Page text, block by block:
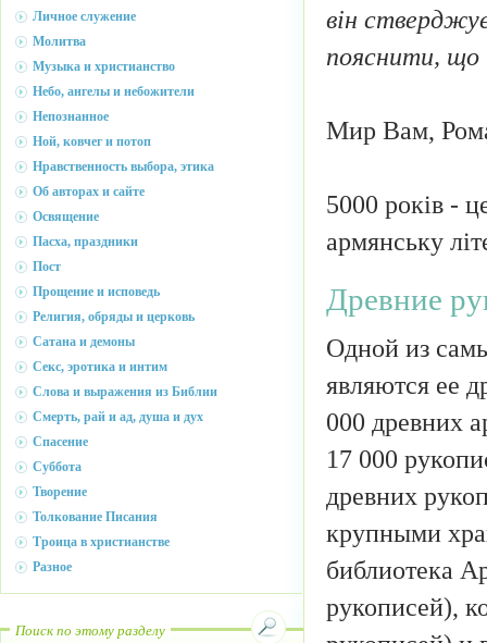
Личное служение
Молитва
Музыка и христианство
Небо, ангелы и небожители
Непознанное
Ной, ковчег и потоп
Нравственность выбора, этика
Об авторах и сайте
Освящение
Пасха, праздники
Пост
Прощение и исповедь
Религия, обряды и церковь
Сатана и демоны
Секс, эротика и интим
Слова и выражения из Библии
Смерть, рай и ад, душа и дух
Спасение
Суббота
Творение
Толкование Писания
Троица в христианстве
Разное
Поиск по этому разделу
він
пояснити, що
Мир Вам,
5000 років -
армянську
Древние
Одной из
являются ee
000 древних
17 000
древних
крупными
библиотека
рукописей),